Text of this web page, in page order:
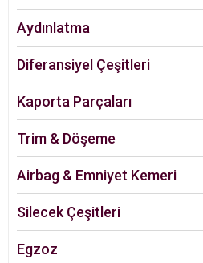
Aydınlatma
Diferansiyel Çeşitleri
Kaporta Parçaları
Trim & Döşeme
Airbag & Emniyet Kemeri
Silecek Çeşitleri
Egzoz